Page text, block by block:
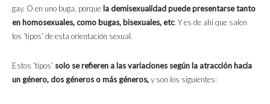
gay. O en uno buga, porque la demisexualidad puede presentarse tanto
en homosexuales, como bugas, bisexuales, etc. Y es de ahí que salen
los ‘tipos’ de esta orientación sexual.
Estos ‘tipos’ solo se refieren a las variaciones según la atracción hacia
un género, dos géneros o más géneros,y son los siguientes: